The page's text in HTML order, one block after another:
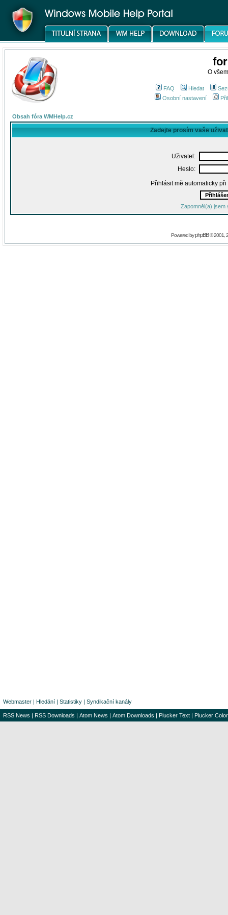
O
FAQ Hledat
Osobní nastavení
Obsah fóra WMHelp.cz
Zadejte prosím vaše
Uživatel:
Heslo:
Přihlásit mě automaticky
Zapomněl(a) jsem
Powered byphpBB© 2001,
Webmaster | Hledání | Statistiky | Syndikační kanály
RSS News | RSS Downloads | Atom News | Atom Downloads | Plucker Text | Plucker Color